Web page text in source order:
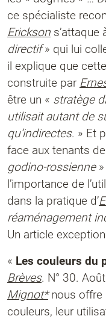
ce spécialiste
Erickson s’attaque
directif» qui lui
il explique que
construite par
être un « stratège
utilisait autant de
qu’indirectes. » Et
face aux tenants de
godino-rossienne»
l’importance de
dans la pratique d’
réaménagement
Un article
« Les couleurs du
Brèves. N° 30.
Mignot*nous offre
couleurs, leur